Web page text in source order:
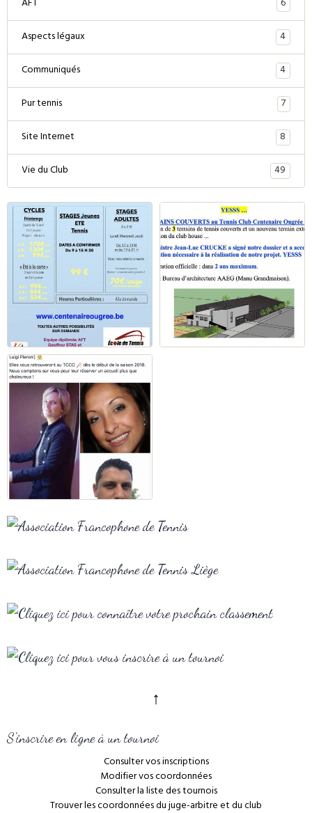
AFT
Aspects légaux
4
Communiqués
4
Pur tennis
7
Site Internet
8
Vie du Club
49
↑
S'inscrire en ligne à un tournoi
Consulter vos inscriptions
Modifier vos coordonnées
Consulter la liste des tournois
Trouver les coordonnées du juge-arbitre et du club